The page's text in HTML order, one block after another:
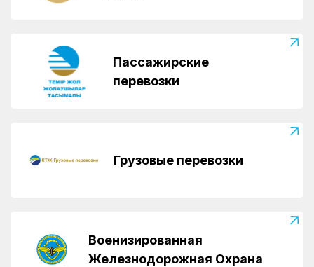
Пассажирские
перевозки
Грузовые перевозки
Военизированная
Железнодорожная Охрана